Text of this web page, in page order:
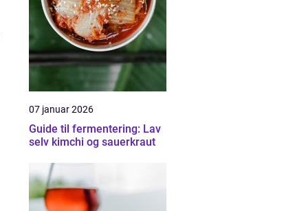
07 januar 2026
Guide til fermentering: Lav
selv kimchi og sauerkraut